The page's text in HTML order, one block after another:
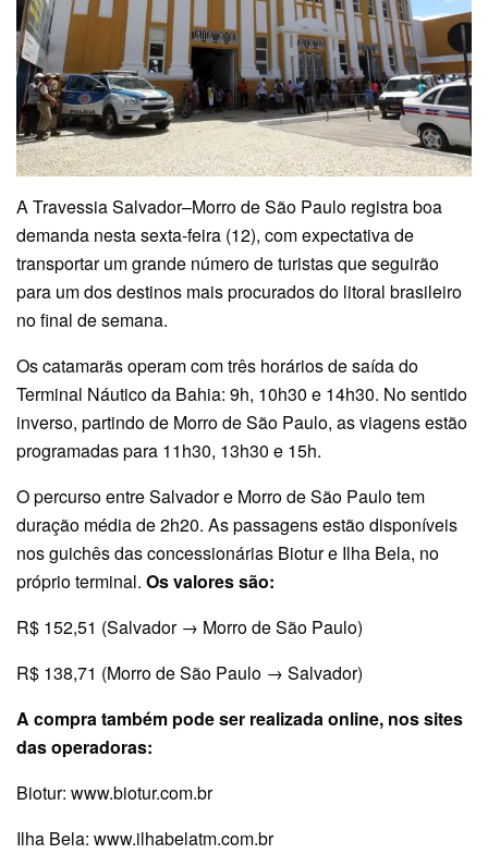
A Travessia Salvador–Morro de São Paulo registra boa
demanda nesta sexta-feira (12), com expectativa de
transportar um grande número de turistas que seguirão
para um dos destinos mais procurados do litoral brasileiro
no final de semana.
Os catamarãs operam com três horários de saída do
Terminal Náutico da Bahia: 9h, 10h30 e 14h30. No sentido
inverso, partindo de Morro de São Paulo, as viagens estão
programadas para 11h30, 13h30 e 15h.
O percurso entre Salvador e Morro de São Paulo tem
duração média de 2h20. As passagens estão disponíveis
nos guichês das concessionárias Biotur e Ilha Bela, no
próprio terminal. Os valores são:
R$ 152,51 (Salvador → Morro de São Paulo)
R$ 138,71 (Morro de São Paulo → Salvador)
A compra também pode ser realizada online, nos sites
das operadoras:
Biotur: www.biotur.com.br
Ilha Bela: www.ilhabelatm.com.br